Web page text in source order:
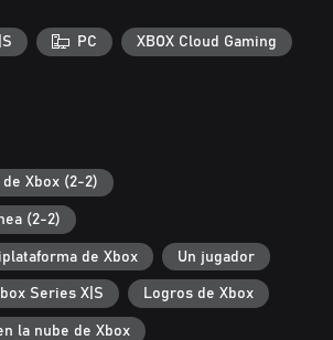
PC XBOX Cloud Gaming
Xbox (2-2)
(2-2)
de Xbox Un jugador
Series X|S Logros de Xbox
la nube de Xbox